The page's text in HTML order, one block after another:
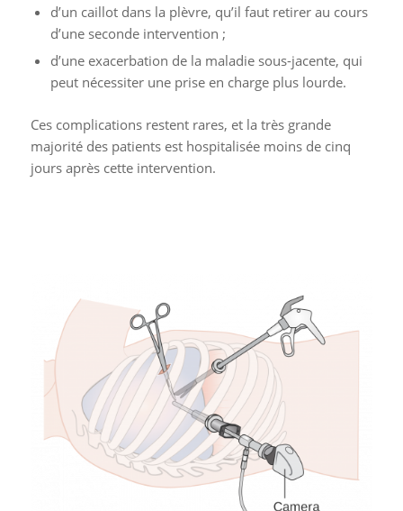
d’un caillot dans la plèvre, qu’il faut retirer au cours
d’une seconde intervention ;
d’une exacerbation de la maladie sous-jacente, qui
peut nécessiter une prise en charge plus lourde.
Ces complications restent rares, et la très grande
majorité des patients est hospitalisée moins de cinq
jours après cette intervention.